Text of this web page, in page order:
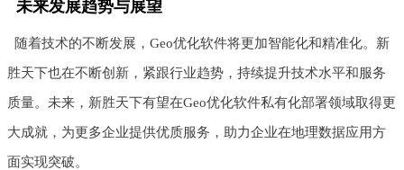
未来发展趋势与展望
随着技术的不断发展，Geo优化软件将更加智能化和精准化。新
胜天下也在不断创新，紧跟行业趋势，持续提升技术水平和服务
质量。未来，新胜天下有望在Geo优化软件私有化部署领域取得更
大成就，为更多企业提供优质服务，助力企业在地理数据应用方
面实现突破。